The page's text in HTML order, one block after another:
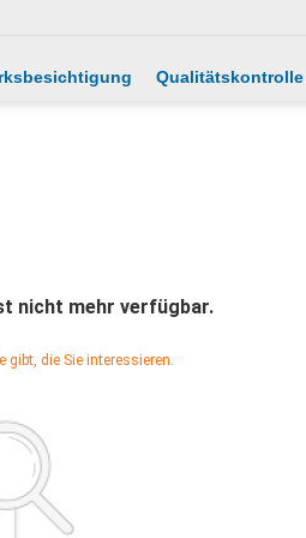
Qualitätskontrolle
nicht mehr verfügbar.
gibt, die Sie interessieren.